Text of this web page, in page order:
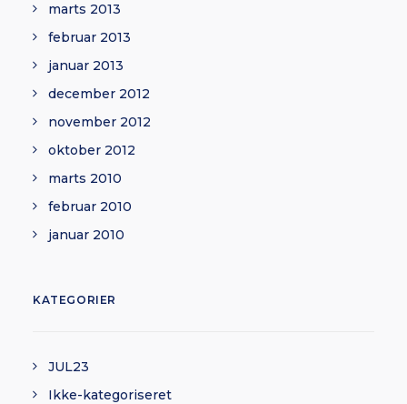
marts 2013
februar 2013
januar 2013
december 2012
november 2012
oktober 2012
marts 2010
februar 2010
januar 2010
KATEGORIER
JUL23
Ikke-kategoriseret